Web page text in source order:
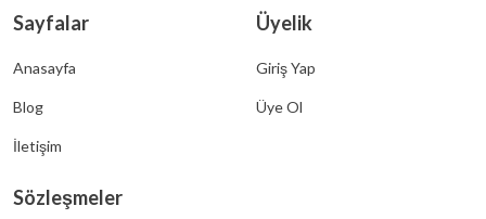
Sayfalar
Anasayfa
Blog
İletişim
Üyelik
Giriş Yap
Üye Ol
Sözleşmeler